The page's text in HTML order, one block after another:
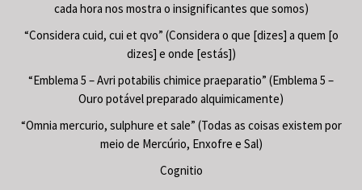
cada hora nos mostra o insignificantes que somos)
“Considera cuid, cui et qvo” (Considera o que [dizes] a quem [o
dizes] e onde [estás])
“Emblema 5 – Avri potabilis chimice praeparatio” (Emblema 5 –
Ouro potável preparado alquimicamente)
“Omnia mercurio, sulphure et sale” (Todas as coisas existem por
meio de Mercúrio, Enxofre e Sal)
Cognitio